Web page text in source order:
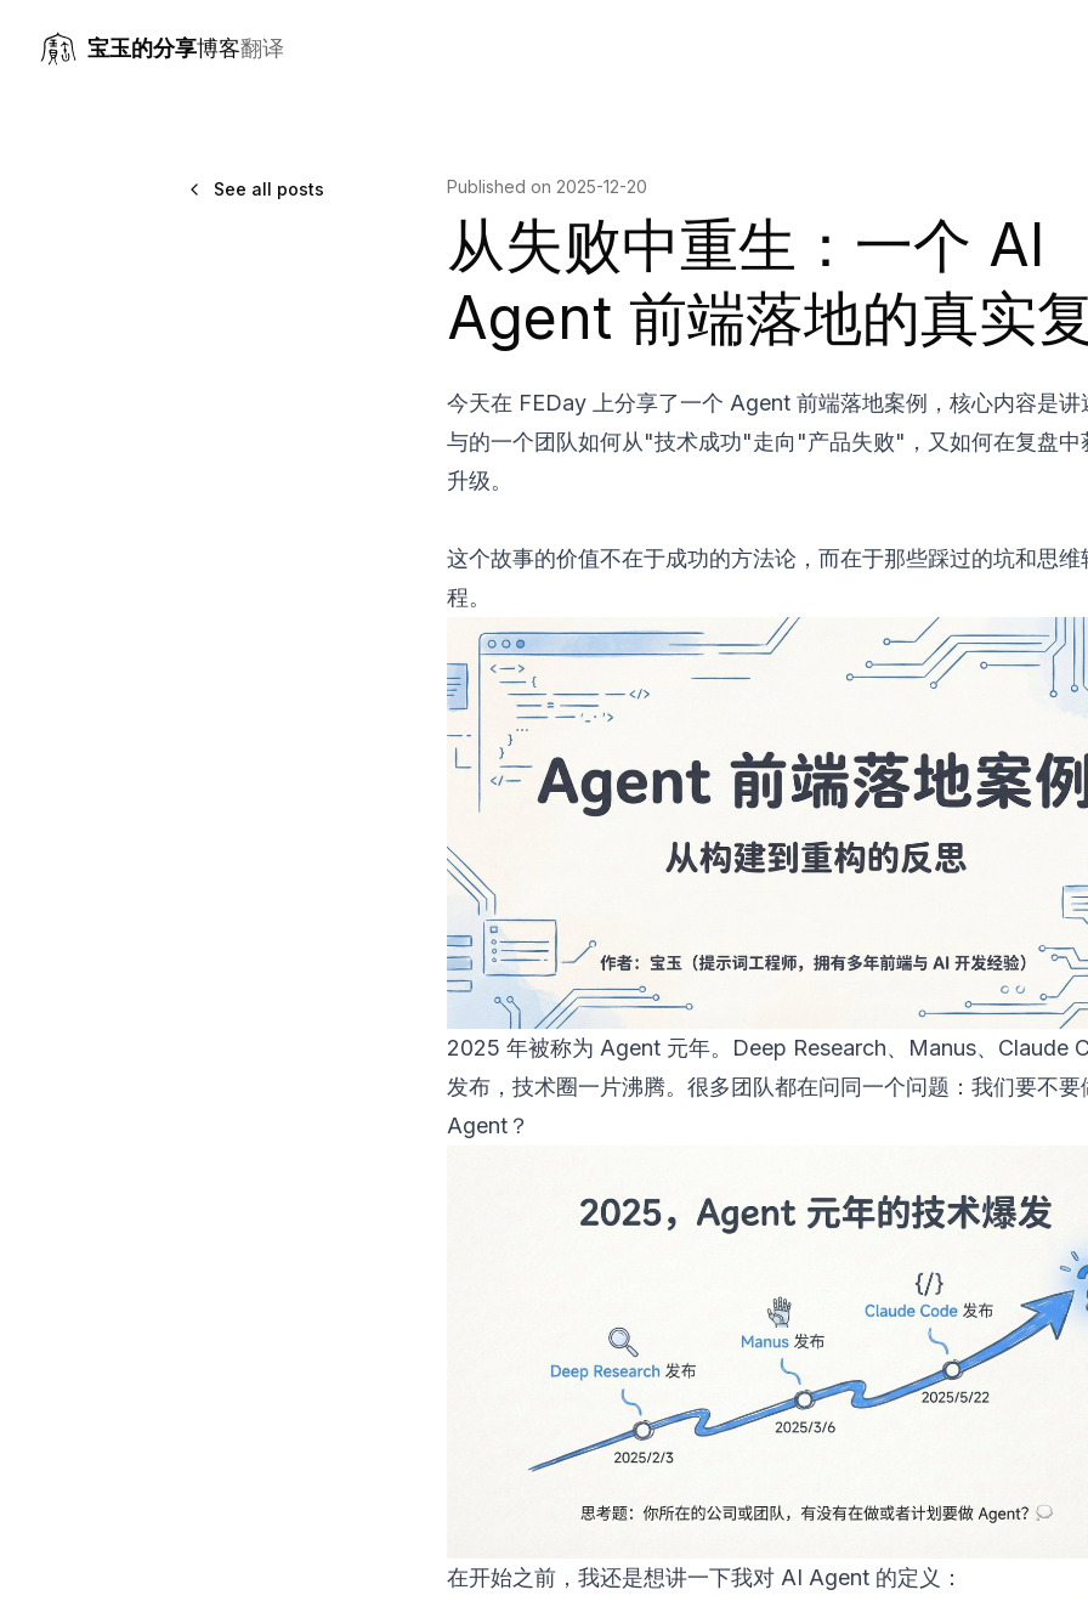
宝玉的分享博客翻译
See all posts Published on 2025-12-20
从失败中重生：一个 AI
Agent 前端落地的真实
今天在 FEDay 上分享了一个 Agent 前端落地案例，核心内容是讲
与的一个团队如何从"技术成功"走向"产品失败"，又如何在复盘中
升级。
这个故事的价值不在于成功的方法论，而在于那些踩过的坑和思维
程。
2025 年被称为 Agent 元年。Deep Research、Manus、Claude
发布，技术圈一片沸腾。很多团队都在问同一个问题：我们要不要
Agent？
在开始之前，我还是想讲一下我对 AI Agent 的定义：